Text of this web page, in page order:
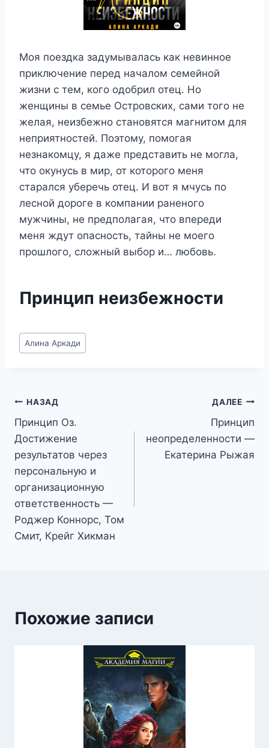
Моя поездка задумывалась как невинное
приключение перед началом семейной
жизни с тем, кого одобрил отец. Но
женщины в семье Островских, сами того не
желая, неизбежно становятся магнитом для
неприятностей. Поэтому, помогая
незнакомцу, я даже представить не могла,
что окунусь в мир, от которого меня
старался уберечь отец. И вот я мчусь по
лесной дороге в компании раненого
мужчины, не предполагая, что впереди
меня ждут опасность, тайны не моего
прошлого, сложный выбор и… любовь.
Принцип неизбежности
Метки
записи:
Алина Аркади
Навигация
по
записям
НАЗАД
Принцип Оз.
Достижение
результатов через
персональную и
организационную
ответственность —
Роджер Коннорс, Том
Смит, Крейг Хикман
ДАЛЕЕ
Принцип
неопределенности —
Екатерина Рыжая
Похожие записи